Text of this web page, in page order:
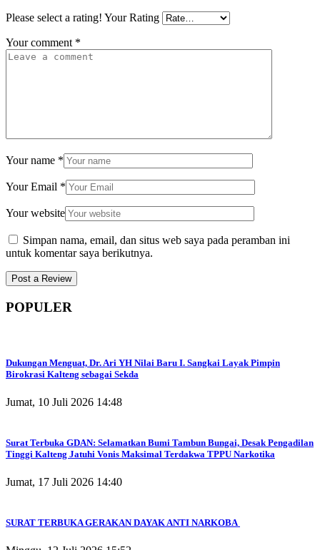
Please select a rating! Your Rating
Your comment *
Your name *
Your Email *
Your website
Simpan nama, email, dan situs web saya pada peramban ini
untuk komentar saya berikutnya.
POPULER
Dukungan Menguat, Dr. Ari YH Nilai Baru I. Sangkai Layak Pimpin
Birokrasi Kalteng sebagai Sekda
Jumat, 10 Juli 2026 14:48
Surat Terbuka GDAN: Selamatkan Bumi Tambun Bungai, Desak Pengadilan
Tinggi Kalteng Jatuhi Vonis Maksimal Terdakwa TPPU Narkotika
Jumat, 17 Juli 2026 14:40
SURAT TERBUKA GERAKAN DAYAK ANTI NARKOBA